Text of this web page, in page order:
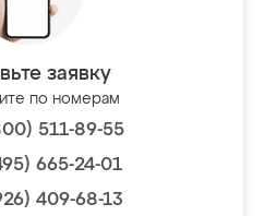
заявку
по номерам
511-89-55
665-24-01
409-68-13